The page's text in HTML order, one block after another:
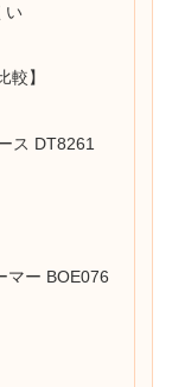
い
】
ス DT8261
マー BOE076